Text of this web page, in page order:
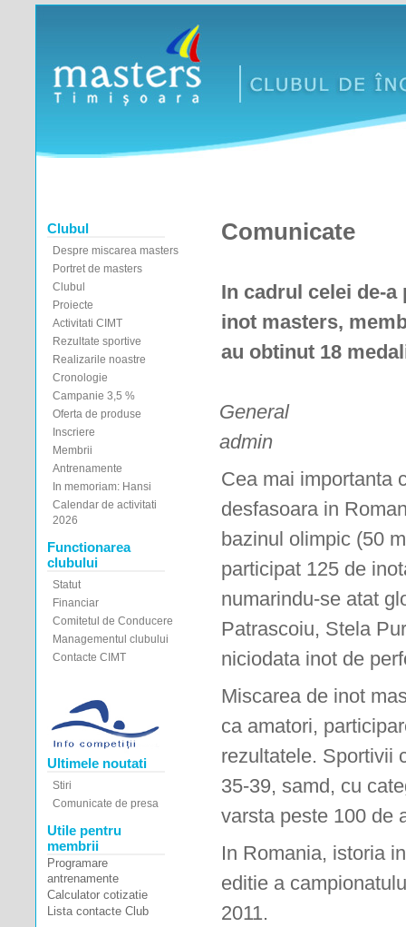
Comunicate
In cadrul celei de-
inot masters,
au obtinut 18
General
admin
Cea mai importanta
desfasoara in
bazinul olimpic (50
participat 125 de
numarindu-se atat
Patrascoiu, Stela
niciodata inot de
Miscarea de inot
ca amatori,
rezultatele. Sportivii
35-39, samd, cu
varsta peste 100 de
In Romania, istoria
editie a
2011.
Clubul
Despre miscarea masters
Portret de masters
Clubul
Proiecte
Activitati CIMT
Rezultate sportive
Realizarile noastre
Cronologie
Campanie 3,5 %
Oferta de produse
Inscriere
Membrii
Antrenamente
In memoriam: Hansi
Calendar de activitati
2026
Functionarea
clubului
Statut
Financiar
Comitetul de Conducere
Managementul clubului
Contacte CIMT
Ultimele noutati
Stiri
Comunicate de presa
Utile pentru
membrii
Programare
antrenamente
Calculator cotizatie
Lista contacte Club